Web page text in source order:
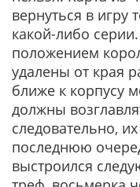
вернуться в игру
какой-либо
положением
удалены от края
ближе к корпусу
должны
следовательно,
последнюю
выстроился